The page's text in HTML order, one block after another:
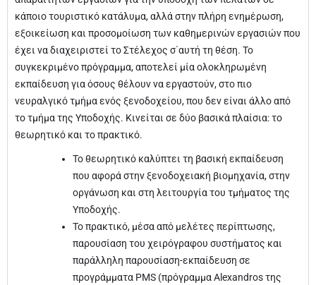
κάποιο τουριστικό κατάλυμα, αλλά στην πλήρη ενημέρωση,
εξοικείωση και προσομοίωση των καθημερινών εργασιών που
έχει να διαχειριστεί το Στέλεχος σ΄αυτή τη θέση. Το
συγκεκριμένο πρόγραμμα, αποτελεί μία ολοκληρωμένη
εκπαίδευση για όσους θέλουν να εργαστούν, στο πιο
νευραλγικό τμήμα ενός ξενοδοχείου, που δεν είναι άλλο από
το τμήμα της Υποδοχής. Κινείται σε δύο βασικά πλαίσια: το
θεωρητικό και το πρακτικό.
Το θεωρητικό καλύπτει τη βασική εκπαίδευση
που αφορά στην ξενοδοχειακή βιομηχανία, στην
οργάνωση και στη λειτουργία του τμήματος της
Υποδοχής.
Το πρακτικό, μέσα από μελέτες περίπτωσης,
παρουσίαση του χειρόγραφου συστήματος και
παράλληλη παρουσίαση-εκπαίδευση σε
προγράμματα PMS (πρόγραμμα Alexandros της